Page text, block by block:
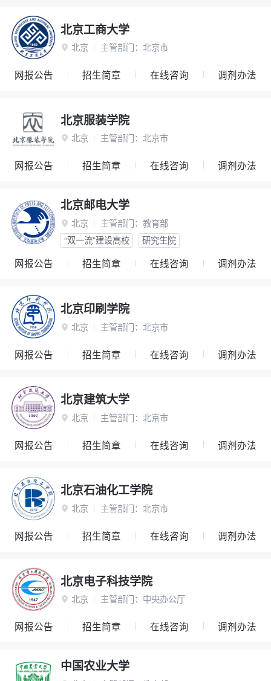
北京工商大学
 北京 主管部门： 北京市
网报公告 招生简章 在线咨询 调剂办法
北京服装学院
 北京 主管部门： 北京市
网报公告 招生简章 在线咨询 调剂办法
北京邮电大学
 北京 主管部门： 教育部
“双一流”建设高校
研究生院
网报公告 招生简章 在线咨询 调剂办法
北京印刷学院
 北京 主管部门： 北京市
网报公告 招生简章 在线咨询 调剂办法
北京建筑大学
 北京 主管部门： 北京市
网报公告 招生简章 在线咨询 调剂办法
北京石油化工学院
 北京 主管部门： 北京市
网报公告 招生简章 在线咨询 调剂办法
北京电子科技学院
 北京 主管部门： 中央办公厅
网报公告 招生简章 在线咨询 调剂办法
中国农业大学